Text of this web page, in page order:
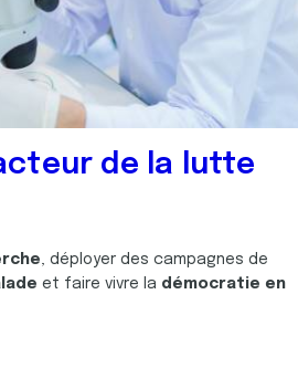
de la lutte
, déployer des campagnes de
et faire vivre la démocratie en